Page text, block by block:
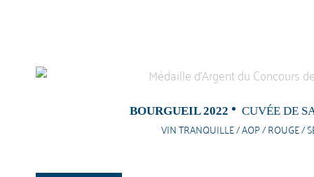
BOURGUEIL 2022 CUVÉE DE
VIN TRANQUILLE / AOP / ROUGE /